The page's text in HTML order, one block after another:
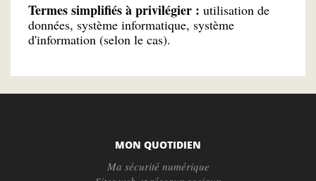
Termes simplifiés à privilégier : utilisation de
données, système informatique, système
d'information (selon le cas).
MON QUOTIDIEN
Ma sécurité numérique